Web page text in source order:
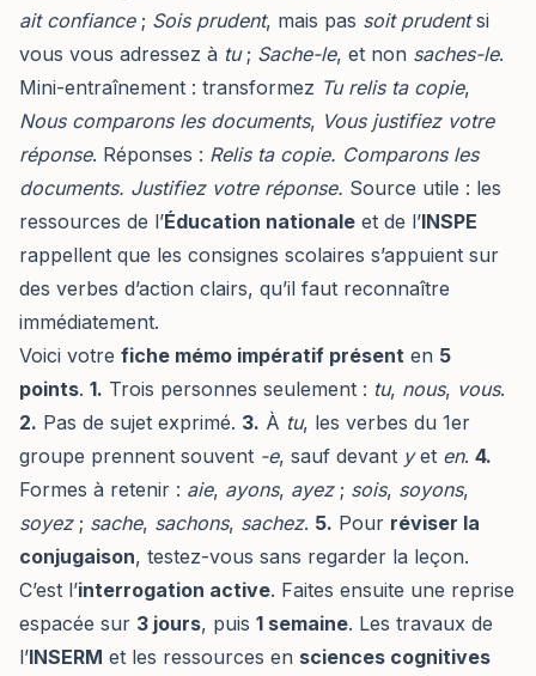
ait confiance; Sois prudent, mais pas soit prudentsi
vous vous adressez à tu; Sache-le, et non saches-le.
Mini-entraînement : transformez Tu relis ta copie,
Nous comparons les documents, Vous justifiez votre
réponse. Réponses : Relis ta copie. Comparons les
documents. Justifiez votre réponse. Source utile : les
ressources de l’Éducation nationale et de l’INSPE
rappellent que les consignes scolaires s’appuient sur
des verbes d’action clairs, qu’il faut reconnaître
immédiatement.
Voici votre fiche mémo impératif présent en 5
points. 1. Trois personnes seulement : tu, nous, vous.
2. Pas de sujet exprimé. 3. À tu, les verbes du 1er
groupe prennent souvent -e, sauf devant yet en. 4.
Formes à retenir : aie, ayons, ayez; sois, soyons,
soyez; sache, sachons, sachez. 5. Pour réviser la
conjugaison, testez-vous sans regarder la leçon.
C’est l’interrogation active. Faites ensuite une reprise
espacée sur 3 jours, puis 1 semaine. Les travaux de
l’INSERM et les ressources en sciences cognitives